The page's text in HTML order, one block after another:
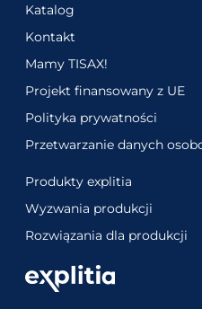
Katalog
Kontakt
Mamy TISAX!
Projekt finansowany z UE
Polityka prywatności
Przetwarzanie danych
Produkty explitia
Wyzwania produkcji
Rozwiązania dla produkcji